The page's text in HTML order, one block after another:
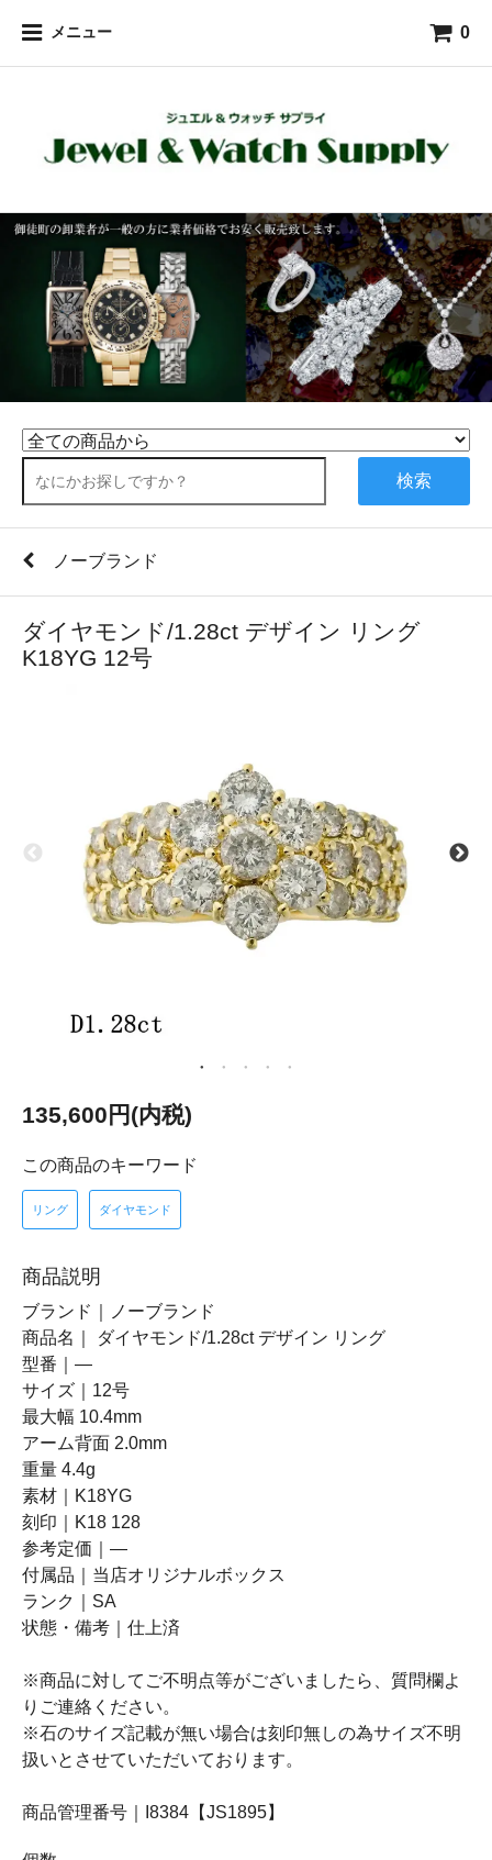
メニュー 0
検索
ノーブランド
ダイヤモンド/1.28ct デザイン リング
K18YG 12号
135,600円(内税)
この商品のキーワード
リング ダイヤモンド
商品説明
ブランド｜ノーブランド
商品名｜ ダイヤモンド/1.28ct デザイン リング
型番｜―
サイズ｜12号
最大幅 10.4mm
アーム背面 2.0mm
重量 4.4g
素材｜K18YG
刻印｜K18 128
参考定価｜―
付属品｜当店オリジナルボックス
ランク｜SA
状態・備考｜仕上済
※商品に対してご不明点等がございましたら、質問欄よ
りご連絡ください。
※石のサイズ記載が無い場合は刻印無しの為サイズ不明
扱いとさせていただいております。
商品管理番号｜I8384【JS1895】